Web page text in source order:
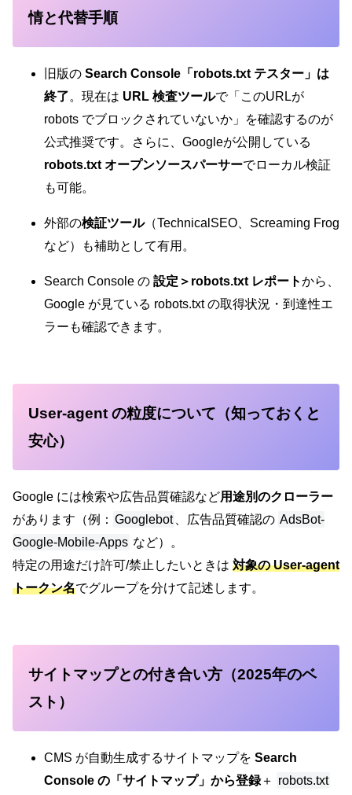
情と代替手順
旧版の Search Console「robots.txt テスター」は
終了。現在は URL 検査ツールで「このURLが
robots でブロックされていないか」を確認するのが
公式推奨です。さらに、Googleが公開している
robots.txt オープンソースパーサーでローカル検証
も可能。
外部の検証ツール（TechnicalSEO、Screaming Frog
など）も補助として有用。
Search Console の 設定＞robots.txt レポートから、
Google が見ている robots.txt の取得状況・到達性エ
ラーも確認できます。
User-agent の粒度について（知っておくと
安心）
Google には検索や広告品質確認など用途別のクローラー
があります（例： Googlebot 、広告品質確認の AdsBot-
Google-Mobile-Apps など）。
特定の用途だけ許可/禁止したいときは 対象の User-agent
トークン名でグループを分けて記述します。
サイトマップとの付き合い方（2025年のベ
スト）
CMS が自動生成するサイトマップを Search
Console の「サイトマップ」から登録＋ robots.txt